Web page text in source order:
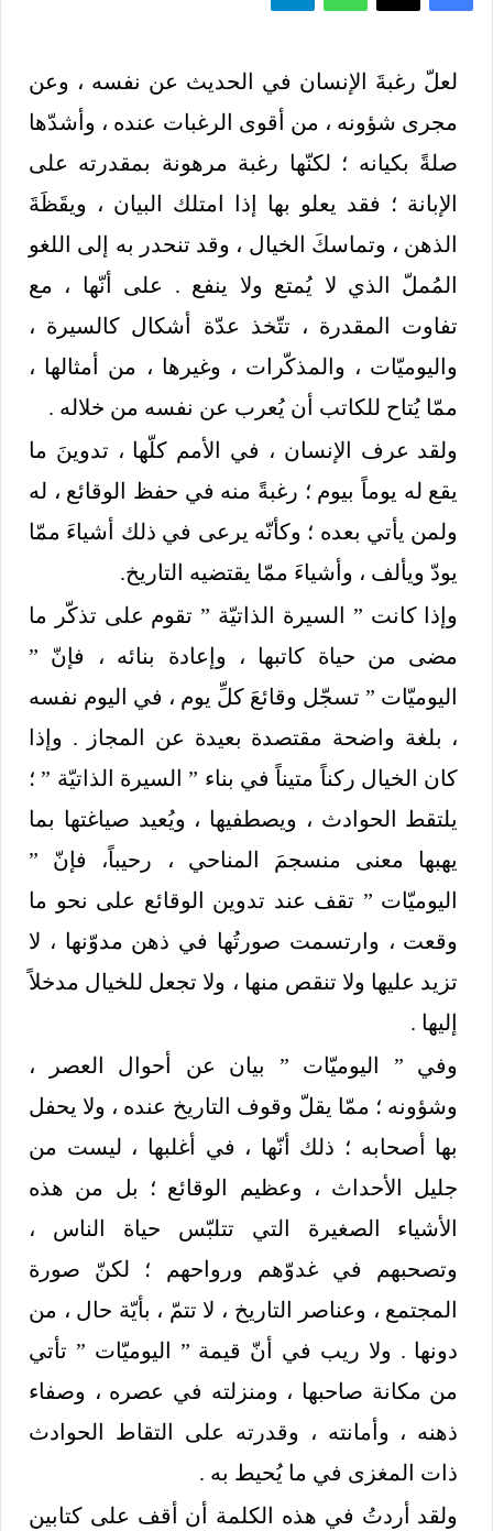
لعلّ رغبةَ الإنسان في الحديث عن نفسه ، وعن
مجرى شؤونه ، من أقوى الرغبات عنده ، وأشدّها
صلةً بكيانه ؛ لكنّها رغبة مرهونة بمقدرته على
الإبانة ؛ فقد يعلو بها إذا امتلك البيان ، ويقَظَةَ
الذهن ، وتماسكَ الخيال ، وقد تنحدر به إلى اللغو
المُملّ الذي لا يُمتع ولا ينفع . على أنّها ، مع
تفاوت المقدرة ، تتّخذ عدّة أشكال كالسيرة ،
واليوميّات ، والمذكّرات ، وغيرها ، من أمثالها ،
ممّا يُتاح للكاتب أن يُعرب عن نفسه من خلاله .
ولقد عرف الإنسان ، في الأمم كلّها ، تدوينَ ما
يقع له يوماً بيوم ؛ رغبةً منه في حفظ الوقائع ، له
ولمن يأتي بعده ؛ وكأنّه يرعى في ذلك أشياءَ ممّا
يودّ ويألف ، وأشياءَ ممّا يقتضيه التاريخ.
وإذا كانت ” السيرة الذاتيّة ” تقوم على تذكّر ما
مضى من حياة كاتبها ، وإعادة بنائه ، فإنّ ”
اليوميّات ” تسجّل وقائعَ كلِّ يوم ، في اليوم نفسه
، بلغة واضحة مقتصدة بعيدة عن المجاز . وإذا
كان الخيال ركناً متيناً في بناء ” السيرة الذاتيّة ” ؛
يلتقط الحوادث ، ويصطفيها ، ويُعيد صياغتها بما
يهبها معنى منسجمَ المناحي ، رحيباً، فإنّ ”
اليوميّات ” تقف عند تدوين الوقائع على نحو ما
وقعت ، وارتسمت صورتُها في ذهن مدوّنها ، لا
تزيد عليها ولا تنقص منها ، ولا تجعل للخيال مدخلاً
إليها .
وفي ” اليوميّات ” بيان عن أحوال العصر ،
وشؤونه ؛ ممّا يقلّ وقوف التاريخ عنده ، ولا يحفل
بها أصحابه ؛ ذلك أنّها ، في أغلبها ، ليست من
جليل الأحداث ، وعظيم الوقائع ؛ بل من هذه
الأشياء الصغيرة التي تتلبّس حياة الناس ،
وتصحبهم في غدوّهم ورواحهم ؛ لكنّ صورة
المجتمع ، وعناصر التاريخ ، لا تتمّ ، بأيّة حال ، من
دونها . ولا ريب في أنّ قيمة ” اليوميّات ” تأتي
من مكانة صاحبها ، ومنزلته في عصره ، وصفاء
ذهنه ، وأمانته ، وقدرته على التقاط الحوادث
ذات المغزى في ما يُحيط به .
ولقد أردتُ في هذه الكلمة أن أقف على كتابين